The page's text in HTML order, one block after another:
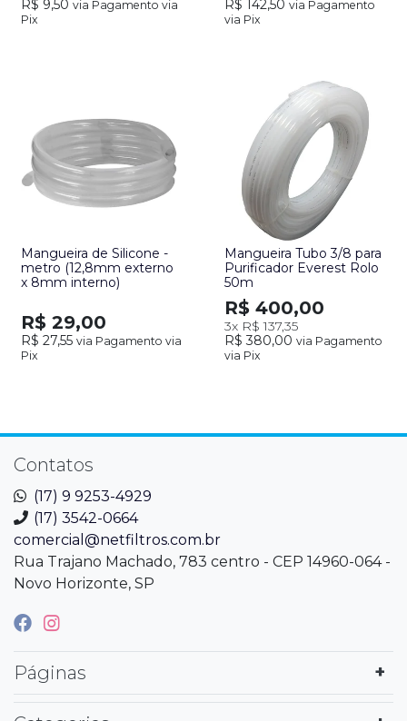
R$ 9,50 via Pagamento via
Pix
R$ 142,50 via Pagamento
via Pix
Mangueira de Silicone -
metro (12,8mm externo
x 8mm interno)
R$ 29,00
R$ 27,55 via Pagamento via
Pix
Mangueira Tubo 3/8 para
Purificador Everest Rolo
50m
R$ 400,00
3x R$ 137,35
R$ 380,00 via Pagamento
via Pix
Contatos
(17) 9 9253-4929
(17) 3542-0664
comercial@netfiltros.com.br
Rua Trajano Machado, 783 centro - CEP 14960-064 -
Novo Horizonte, SP
Páginas